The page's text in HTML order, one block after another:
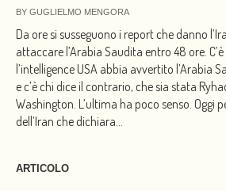
BY GUGLIELMO MENGORA
Da ore si susseguono i report che danno
attaccare l’Arabia Saudita entro 48 ore.
l’intelligence USA abbia avvertito l’Arabia
e c’è chi dice il contrario, che sia stata
Washington. L’ultima ha poco senso. Oggi
dell’Iran che dichiara...
ARTICOLO